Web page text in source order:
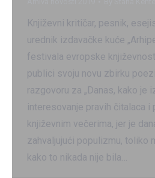
Književni kritičar, pesnik,
urednik izdavačke kuće
festivala evropske
publici svoju novu zbirku
razgovoru za „Danas, kako je
interesovanje pravih čitalaca i
književnim večerima, jer je
zahvaljujući populizmu, toliko
kako to nikada nije bila…